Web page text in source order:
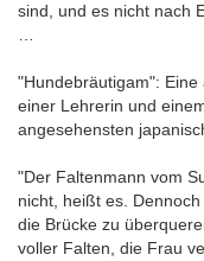
sind, und es nicht nach
…
"Hundebräutigam":
einer Lehrerin und
angesehensten
"Der Faltenmann vom
nicht, heißt es.
die Brücke zu
voller Falten, die Frau